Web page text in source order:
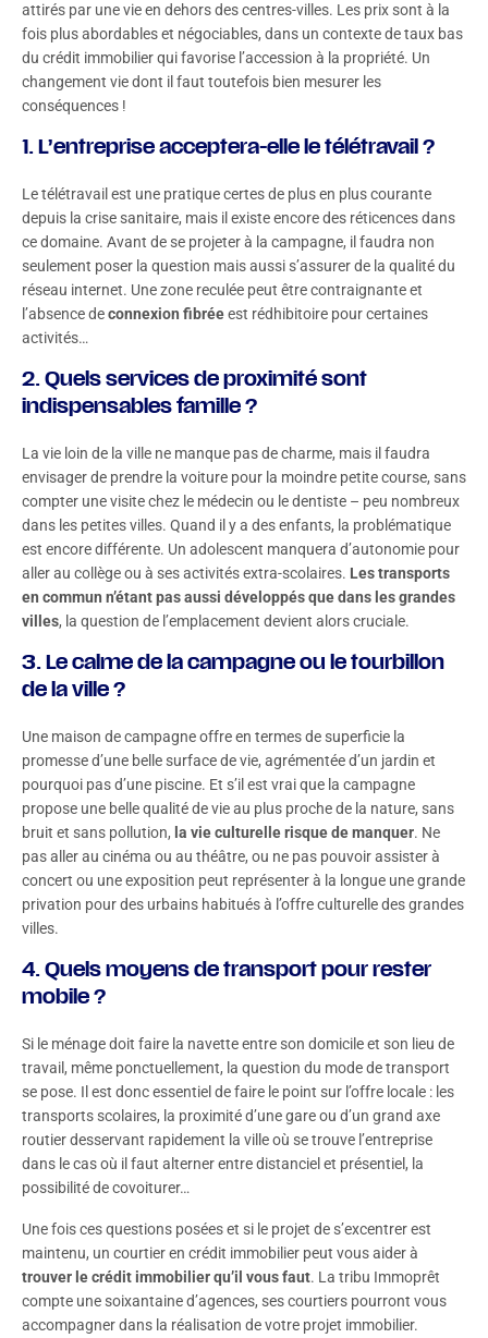
attirés par une vie en dehors des centres-villes. Les prix sont à la
fois plus abordables et négociables, dans un contexte de taux bas
du crédit immobilier qui favorise l’accession à la propriété. Un
changement vie dont il faut toutefois bien mesurer les
conséquences !
1. L’entreprise acceptera-elle le télétravail ?
Le télétravail est une pratique certes de plus en plus courante
depuis la crise sanitaire, mais il existe encore des réticences dans
ce domaine. Avant de se projeter à la campagne, il faudra non
seulement poser la question mais aussi s’assurer de la qualité du
réseau internet. Une zone reculée peut être contraignante et
l’absence deconnexion fibréeest rédhibitoire pour certaines
activités…
2. Quels services de proximité sont
indispensables famille ?
La vie loin de la ville ne manque pas de charme, mais il faudra
envisager de prendre la voiture pour la moindre petite course, sans
compter une visite chez le médecin ou le dentiste – peu nombreux
dans les petites villes. Quand il y a des enfants, la problématique
est encore différente. Un adolescent manquera d’autonomie pour
aller au collège ou à ses activités extra-scolaires. Les transports
en commun n’étant pas aussi développés que dans les grandes
villes, la question de l’emplacement devient alors cruciale.
3. Le calme de la campagne ou le tourbillon
de la ville ?
Une maison de campagne offre en termes de superficie la
promesse d’une belle surface de vie, agrémentée d’un jardin et
pourquoi pas d’une piscine. Et s’il est vrai que la campagne
propose une belle qualité de vie au plus proche de la nature, sans
bruit et sans pollution, la vie culturelle risque de manquer. Ne
pas aller au cinéma ou au théâtre, ou ne pas pouvoir assister à
concert ou une exposition peut représenter à la longue une grande
privation pour des urbains habitués à l’offre culturelle des grandes
villes.
4. Quels moyens de transport pour rester
mobile ?
Si le ménage doit faire la navette entre son domicile et son lieu de
travail, même ponctuellement, la question du mode de transport
se pose. Il est donc essentiel de faire le point sur l’offre locale : les
transports scolaires, la proximité d’une gare ou d’un grand axe
routier desservant rapidement la ville où se trouve l’entreprise
dans le cas où il faut alterner entre distanciel et présentiel, la
possibilité de covoiturer…
Une fois ces questions posées et si le projet de s’excentrer est
maintenu, un courtier en crédit immobilier peut vous aider à
trouver le crédit immobilier qu’il vous faut. La tribu Immoprêt
compte une soixantaine d’agences, ses courtiers pourront vous
accompagner dans la réalisation de votre projet immobilier.